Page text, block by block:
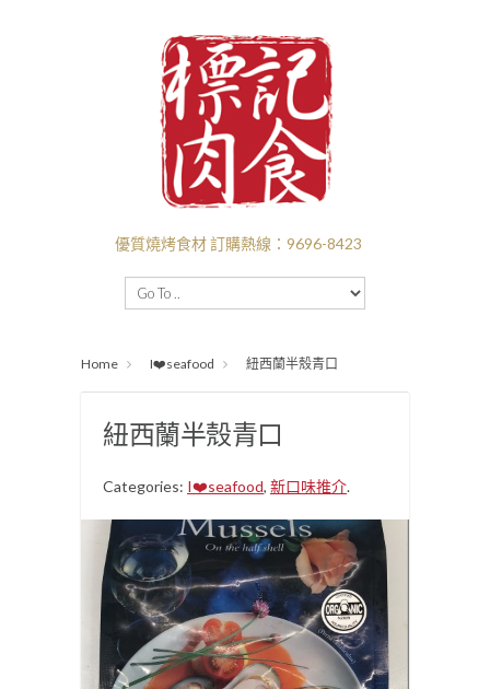
優質燒烤食材 訂購熱線：9696-8423
主頁
關於標記
Home I❤️seafood 紐西蘭半殼青口
紐西蘭半殼青口
Categories: I❤️seafood, 新口味推介.